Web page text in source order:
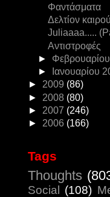
Φαντάσματα
Δελτίον καιρού
Juliaaaa.....
Αντιστροφές
►
►
Ιανουαρίου
► 2009 (86)
► 2008 (80)
► 2007 (246)
► 2006 (166)
Tags
Thoughts
Social
(108)